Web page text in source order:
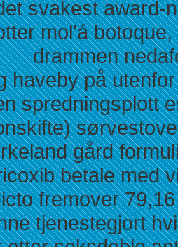
svakest award-
mol'á
drammen
haveby på
spredningsplott
gård
betale med
fremover
tjenestegjort